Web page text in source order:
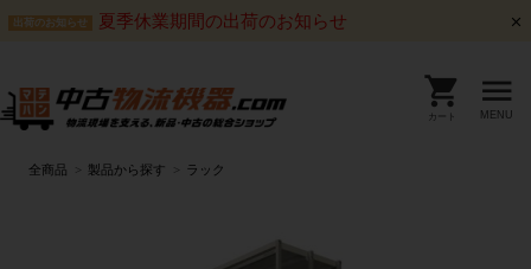
出荷のお知らせ 夏季休業期間の出荷のお知らせ
カート MENU
全商品 製品から探す ラック